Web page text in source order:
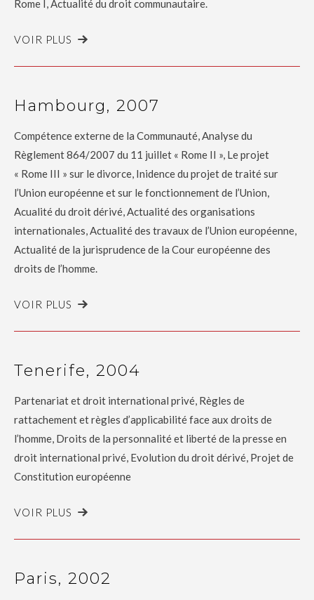
Rome I, Actualité du droit communautaire.
VOIR PLUS
Hambourg, 2007
Compétence externe de la Communauté, Analyse du
Règlement 864/2007 du 11 juillet « Rome II », Le projet
« Rome III » sur le divorce, Inidence du projet de traité sur
l’Union européenne et sur le fonctionnement de l’Union,
Acualité du droit dérivé, Actualité des organisations
internationales, Actualité des travaux de l’Union européenne,
Actualité de la jurisprudence de la Cour européenne des
droits de l’homme.
VOIR PLUS
Tenerife, 2004
Partenariat et droit international privé, Règles de
rattachement et règles d’applicabilité face aux droits de
l’homme, Droits de la personnalité et liberté de la presse en
droit international privé, Evolution du droit dérivé, Projet de
Constitution européenne
VOIR PLUS
Paris, 2002